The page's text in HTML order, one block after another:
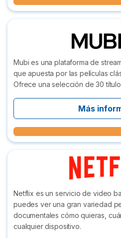
Mubi es una plataforma de
que apuesta por las películas
Ofrece una selección de 30
Más
Netflix es un servicio de video
puedes ver una gran variedad
documentales cómo quieras,
cualquier dispositivo.